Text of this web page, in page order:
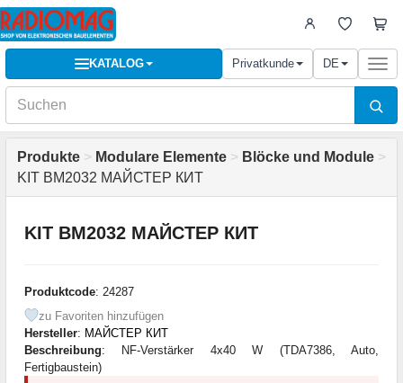
KATALOG Privatkunde DE
Produkte > Modulare Elemente > Blöcke und Module >
KIT BM2032 МАЙСТЕР КИТ
KIT BM2032 МАЙСТЕР КИТ
Produktcode: 24287
zu Favoriten hinzufügen
Hersteller: МАЙСТЕР КИТ
Beschreibung: NF-Verstärker 4x40 W (TDA7386, Auto,
Fertigbaustein)